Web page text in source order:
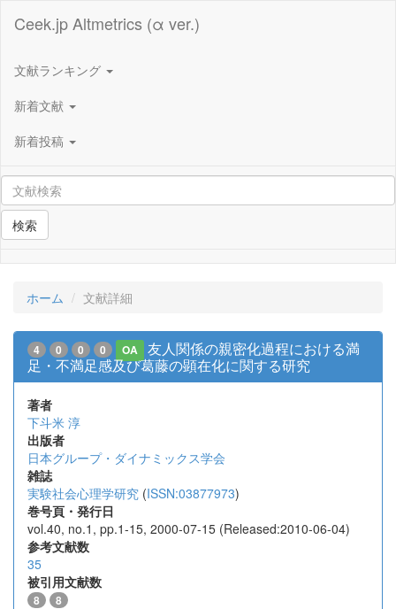
Ceek.jp Altmetrics (α ver.)
文献ランキング
新着文献
新着投稿
検索
ホーム 文献詳細
4 0 0 0 OA
友人関係の親密化過程における満
足・不満足感及び葛藤の顕在化に関する研究
著者
下斗米 淳
出版者
日本グループ・ダイナミックス学会
雑誌
実験社会心理学研究 (ISSN:03877973)
巻号頁・発行日
vol.40, no.1, pp.1-15, 2000-07-15 (Released:2010-06-04)
参考文献数
35
被引用文献数
8 8